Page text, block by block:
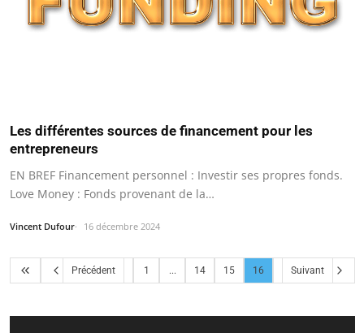
Les différentes sources de financement pour les
entrepreneurs
EN BREF Financement personnel : Investir ses propres fonds.
Love Money : Fonds provenant de la…
Vincent Dufour 16 décembre 2024
Précédent 1 ... 14 15 16 Suivant